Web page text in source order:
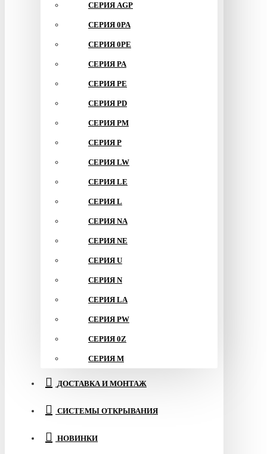
СЕРИЯ AGP
СЕРИЯ 0PA
СЕРИЯ 0PE
СЕРИЯ PA
СЕРИЯ PE
СЕРИЯ PD
СЕРИЯ PM
СЕРИЯ P
СЕРИЯ LW
СЕРИЯ LE
СЕРИЯ L
СЕРИЯ NA
СЕРИЯ NE
СЕРИЯ U
СЕРИЯ N
СЕРИЯ LA
СЕРИЯ PW
СЕРИЯ 0Z
СЕРИЯ M
ДОСТАВКА И МОНТАЖ
СИСТЕМЫ ОТКРЫВАНИЯ
НОВИНКИ